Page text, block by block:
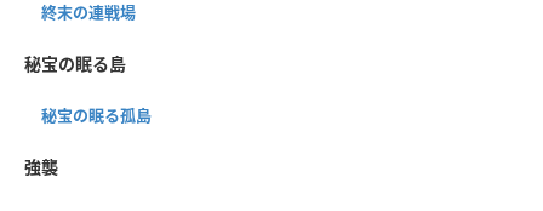
終末の連戦場
秘宝の眠る島
秘宝の眠る孤島
強襲